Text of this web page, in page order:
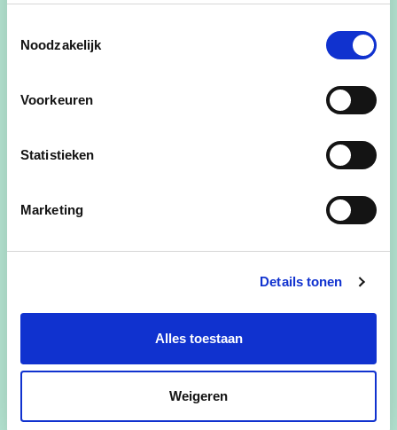
Noodzakelijk
Voorkeuren
Statistieken
Marketing
Details tonen
Alles toestaan
Weigeren
Gerelateerde standpunten
Land- en tuinbouw
Mobiliteit en openbare werken
Veiligheid en preventie
Kansen en integratie
Duurzaamheid